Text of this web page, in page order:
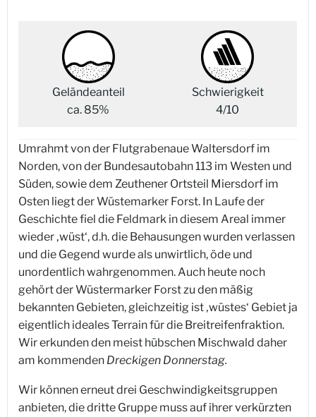
Geländeanteil
ca. 85%
Schwierigkeit
4/10
Umrahmt von der Flutgrabenaue Waltersdorf im
Norden, von der Bundesautobahn 113 im Westen und
Süden, sowie dem Zeuthener Ortsteil Miersdorf im
Osten liegt der Wüstemarker Forst. In Laufe der
Geschichte fiel die Feldmark in diesem Areal immer
wieder ‚wüst‘, d.h. die Behausungen wurden verlassen
und die Gegend wurde als unwirtlich, öde und
unordentlich wahrgenommen. Auch heute noch
gehört der Wüstermarker Forst zu den mäßig
bekannten Gebieten, gleichzeitig ist ‚wüstes‘ Gebiet ja
eigentlich ideales Terrain für die Breitreifenfraktion.
Wir erkunden den meist hübschen Mischwald daher
am kommenden Dreckigen Donnerstag.
Wir können erneut drei Geschwindigkeitsgruppen
anbieten, die dritte Gruppe muss auf ihrer verkürzten